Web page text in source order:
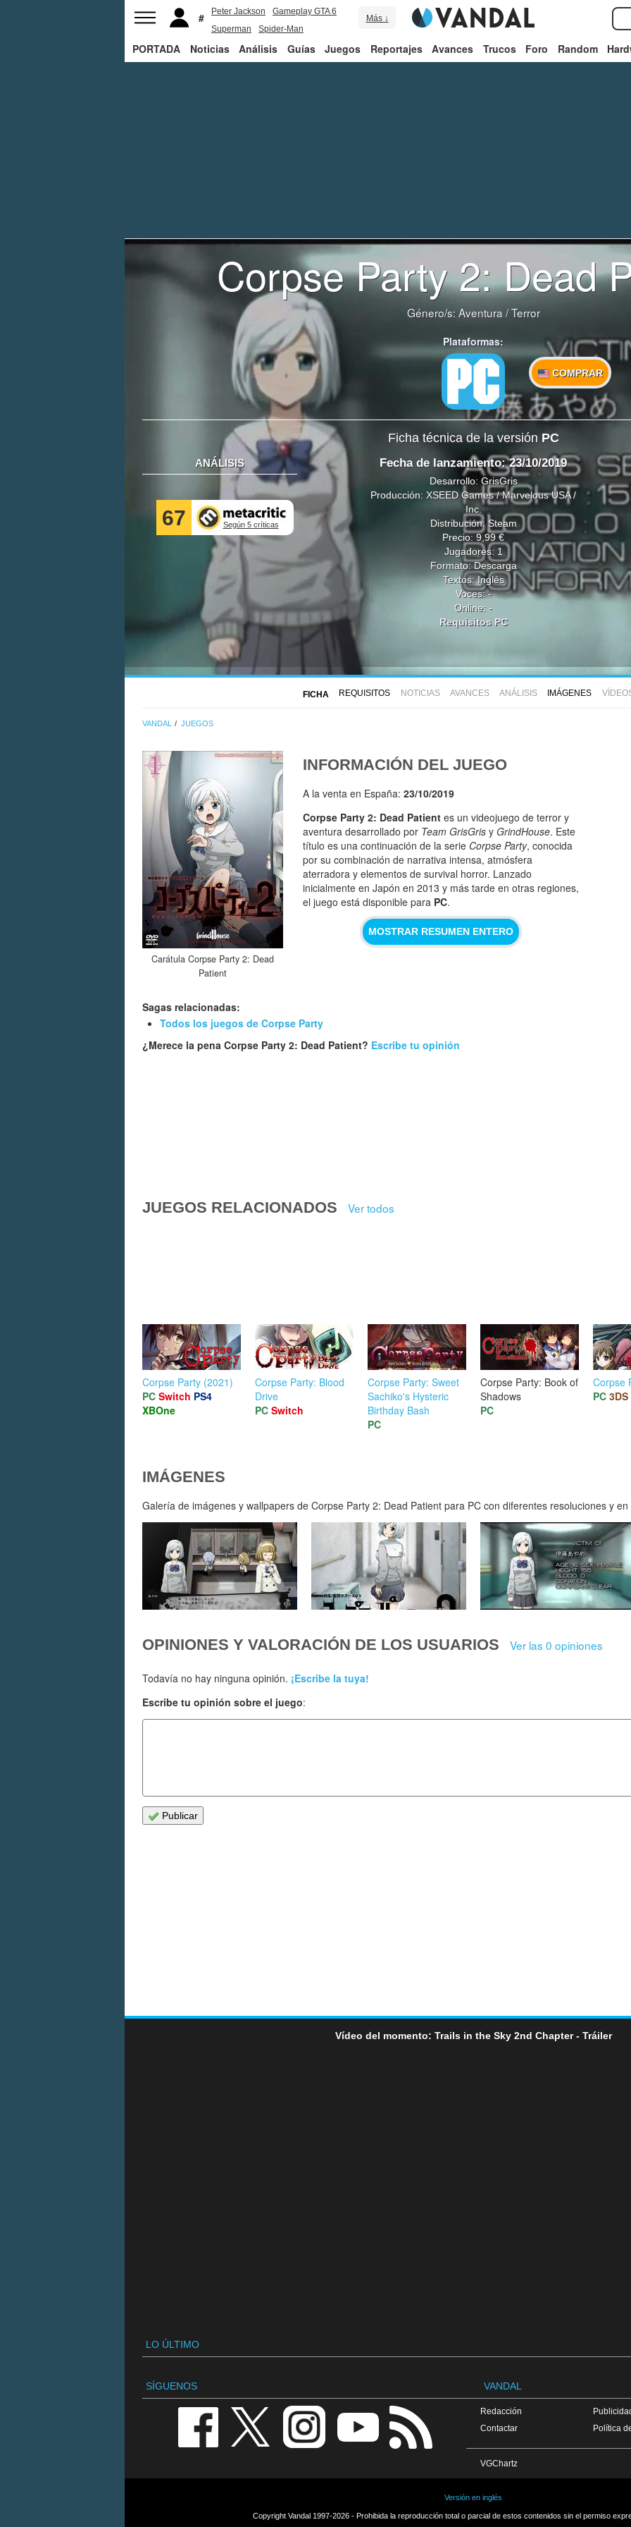
Peter Jackson
Gameplay GTA 6
Superman
Spider-Man
Más ↓
PORTADA Noticias Análisis Guías Juegos Reportajes Avances Trucos Foro Random
Corpse Party 2: Dead
Género/s:Aventura /Terror
Plataformas:
COMPRAR
Ficha técnica de la versión PC
ANÁLISIS
67 Según 5 críticas
Fecha de lanzamiento: 23/10/2019
Desarrollo: GrisGris
Producción: XSEED Games / Marvelous USA /
Inc.
Distribución: Steam
Precio: 9,99 €
Jugadores: 1
Formato: Descarga
Textos: Inglés
Voces: -
Online: -
Requisitos PC
FICHA REQUISITOS NOTICIAS AVANCES ANÁLISIS IMÁGENES
VANDAL JUEGOS
Carátula Corpse Party 2: Dead
Patient
INFORMACIÓN DEL JUEGO
A la venta en España: 23/10/2019
Corpse Party 2: Dead Patient es un videojuego de terror y
aventura desarrollado por Team GrisGris y GrindHouse. Este
título es una continuación de la serie Corpse Party, conocida
por su combinación de narrativa intensa, atmósfera
aterradora y elementos de survival horror. Lanzado
inicialmente en Japón en 2013 y más tarde en otras regiones,
el juego está disponible para PC.
MOSTRAR RESUMEN ENTERO
Sagas relacionadas:
Todos los juegos de Corpse Party
¿Merece la pena Corpse Party 2: Dead Patient? Escribe tu opinión
JUEGOS RELACIONADOS Ver todos
Corpse Party (2021)
PC Switch PS4
XBOne
Corpse Party: Blood
Drive
PC Switch
Corpse Party: Sweet
Sachiko's Hysteric
Birthday Bash
PC
Corpse Party: Book of
Shadows
PC
Corpse
PC 3DS
IMÁGENES
Galería de imágenes y wallpapers de Corpse Party 2: Dead Patient para PC con diferentes resoluciones y
OPINIONES Y VALORACIÓN DE LOS USUARIOS Ver las 0 opiniones
Todavía no hay ninguna opinión. ¡Escribe la tuya!
Escribe tu opinión sobre el juego:
Publicar
Vídeo del momento: Trails in the Sky 2nd Chapter - Tráiler
LO ÚLTIMO
SÍGUENOS VANDAL
Redacción
Contactar
Política
VGChartz
Versión en inglés
Copyright Vandal 1997-2026 - Prohibida la reproducción total o parcial de estos contenidos sin el permiso